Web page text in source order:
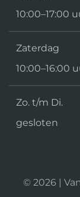
10:00–17:00
Zaterdag
10:00–16:00
Zo. t/m Di.
gesloten
© 2026|